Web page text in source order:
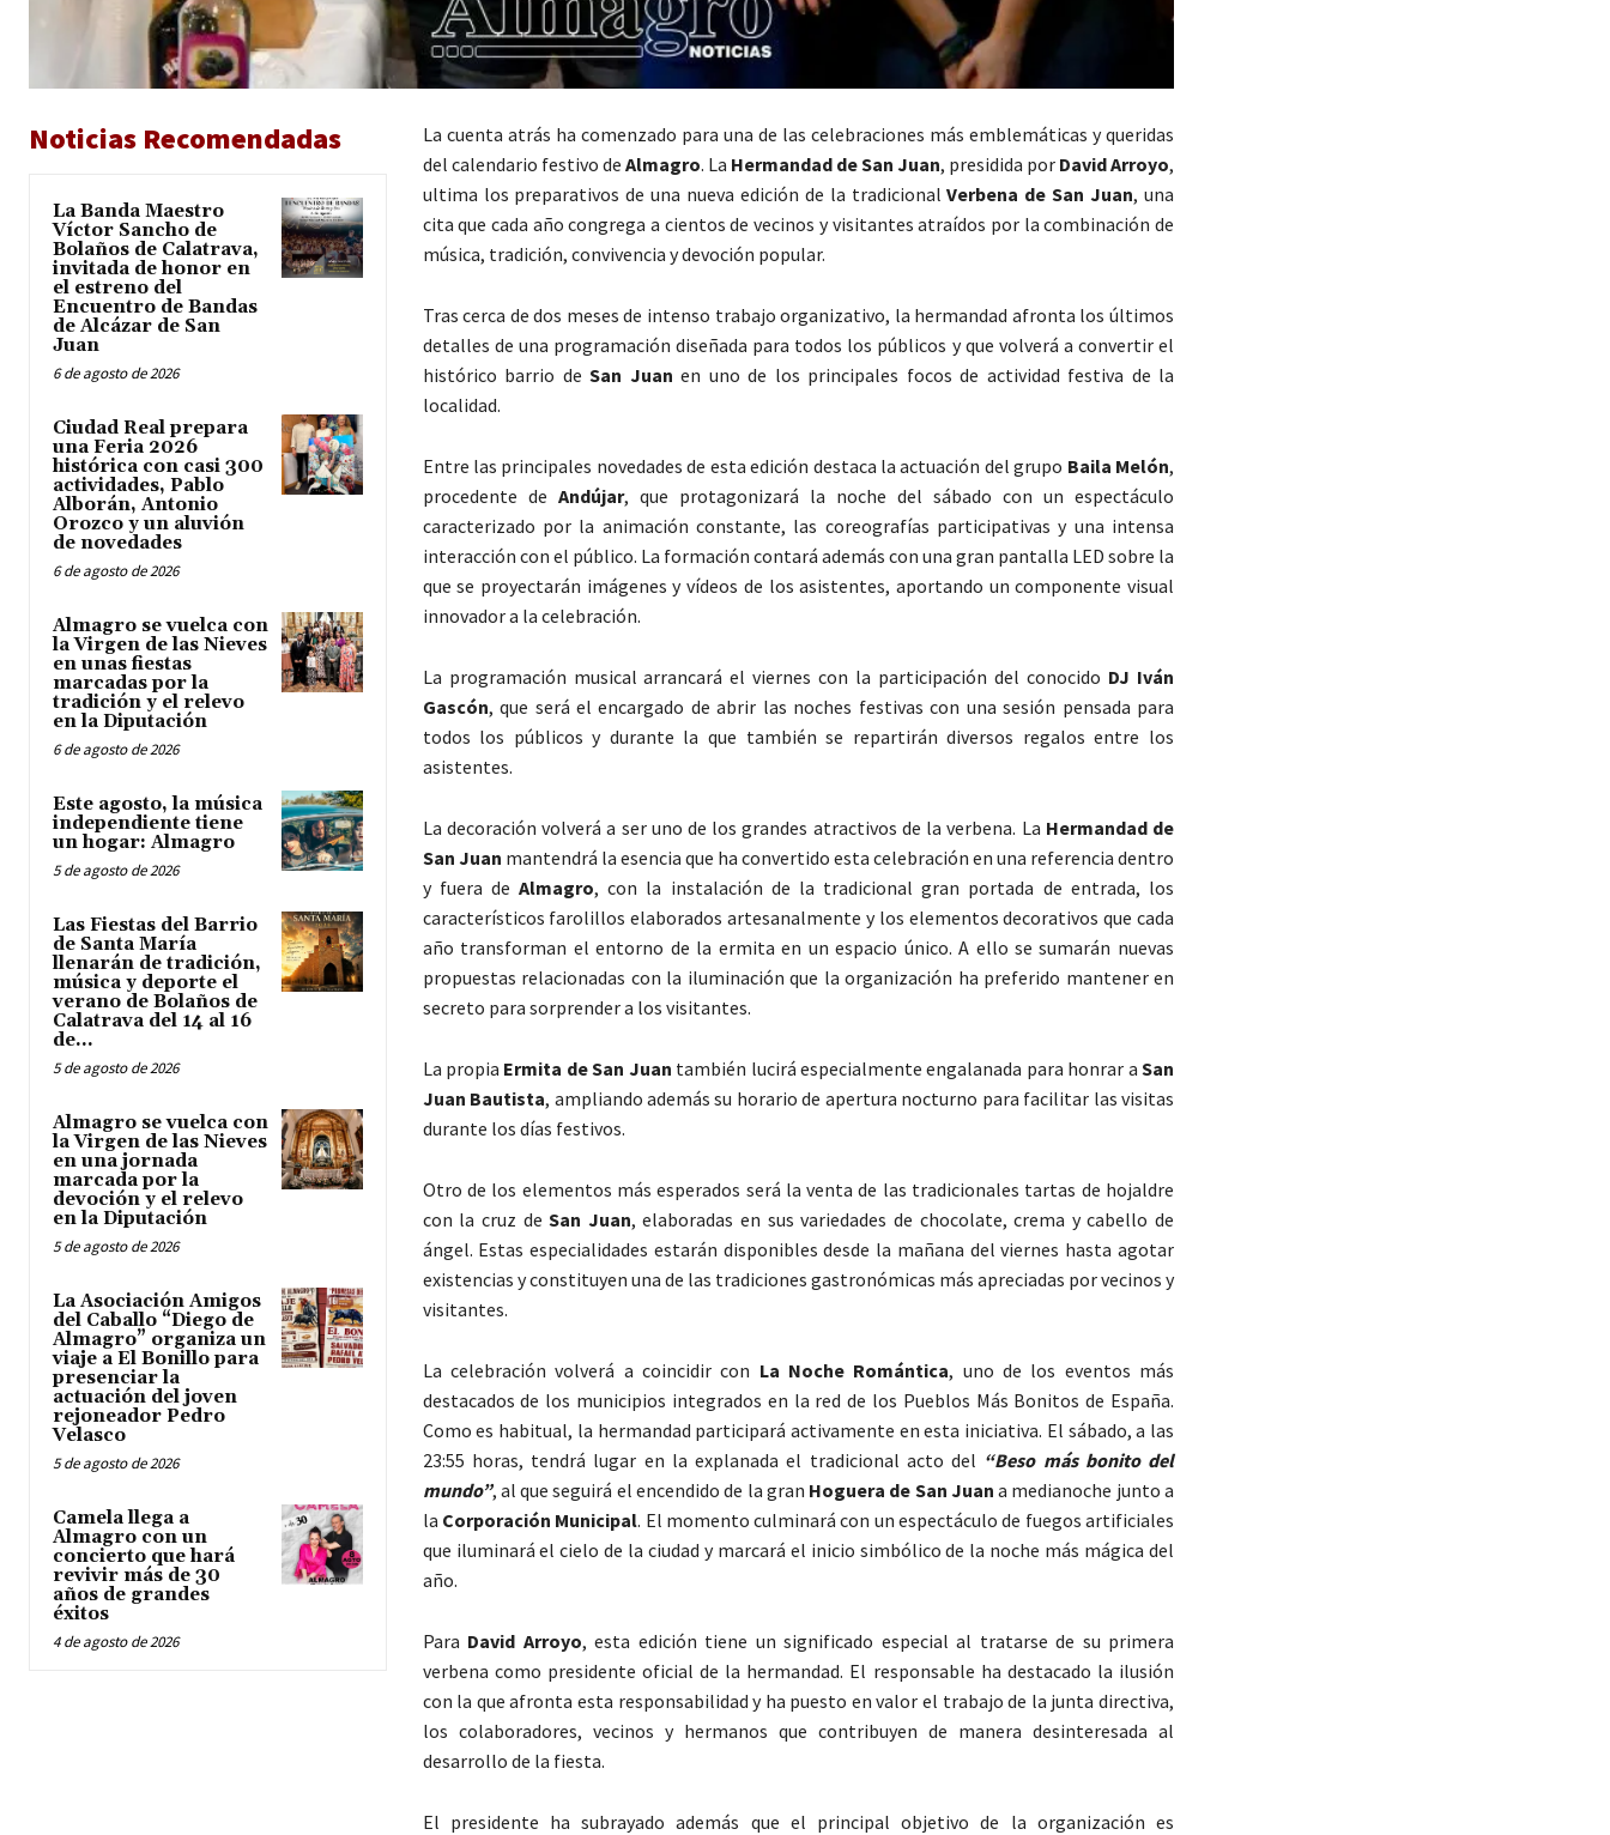
Noticias Recomendadas
La Banda Maestro
Víctor Sancho de
Bolaños de Calatrava,
invitada de honor en
el estreno del
Encuentro de Bandas
de Alcázar de San
Juan
6 de agosto de 2026
Ciudad Real prepara
una Feria 2026
histórica con casi 300
actividades, Pablo
Alborán, Antonio
Orozco y un aluvión
de novedades
6 de agosto de 2026
Almagro se vuelca con
la Virgen de las Nieves
en unas fiestas
marcadas por la
tradición y el relevo
en la Diputación
6 de agosto de 2026
Este agosto, la música
independiente tiene
un hogar: Almagro
5 de agosto de 2026
Las Fiestas del Barrio
de Santa María
llenarán de tradición,
música y deporte el
verano de Bolaños de
Calatrava del 14 al 16
de...
5 de agosto de 2026
Almagro se vuelca con
la Virgen de las Nieves
en una jornada
marcada por la
devoción y el relevo
en la Diputación
5 de agosto de 2026
La Asociación Amigos
del Caballo “Diego de
Almagro” organiza un
viaje a El Bonillo para
presenciar la
actuación del joven
rejoneador Pedro
Velasco
5 de agosto de 2026
Camela llega a
Almagro con un
concierto que hará
revivir más de 30
años de grandes
éxitos
4 de agosto de 2026
La cuenta atrás ha comenzado para una de las celebraciones más emblemáticas y queridas
del calendario festivo de Almagro. La Hermandad de San Juan, presidida por David Arroyo,
ultima los preparativos de una nueva edición de la tradicionalVerbena de San Juan, una
cita que cada año congrega a cientos de vecinos y visitantes atraídos por la combinación de
música, tradición, convivencia y devoción popular.
Tras cerca de dos meses de intenso trabajo organizativo, la hermandad afronta los últimos
detalles de una programación diseñada para todos los públicos y que volverá a convertir el
histórico barrio deSan Juan en uno de los principales focos de actividad festiva de la
localidad.
Entre las principales novedades de esta edición destaca la actuación del grupo Baila Melón,
procedente de Andújar, que protagonizará la noche del sábado con un espectáculo
caracterizado por la animación constante, las coreografías participativas y una intensa
interacción con el público. La formación contará además con una gran pantalla LED sobre la
que se proyectarán imágenes y vídeos de los asistentes, aportando un componente visual
innovador a la celebración.
La programación musical arrancará el viernes con la participación del conocido DJ Iván
Gascón, que será el encargado de abrir las noches festivas con una sesión pensada para
todos los públicos y durante la que también se repartirán diversos regalos entre los
asistentes.
La decoración volverá a ser uno de los grandes atractivos de la verbena. La Hermandad de
San Juan mantendrá la esencia que ha convertido esta celebración en una referencia dentro
y fuera deAlmagro, con la instalación de la tradicional gran portada de entrada, los
característicos farolillos elaborados artesanalmente y los elementos decorativos que cada
año transforman el entorno de la ermita en un espacio único. A ello se sumarán nuevas
propuestas relacionadas con la iluminación que la organización ha preferido mantener en
secreto para sorprender a los visitantes.
La propia Ermita de San Juan también lucirá especialmente engalanada para honrar a San
Juan Bautista, ampliando además su horario de apertura nocturno para facilitar las visitas
durante los días festivos.
Otro de los elementos más esperados será la venta de las tradicionales tartas de hojaldre
con la cruz deSan Juan, elaboradas en sus variedades de chocolate, crema y cabello de
ángel. Estas especialidades estarán disponibles desde la mañana del viernes hasta agotar
existencias y constituyen una de las tradiciones gastronómicas más apreciadas por vecinos y
visitantes.
La celebración volverá a coincidir con La Noche Romántica, uno de los eventos más
destacados de los municipios integrados en la red de los Pueblos Más Bonitos de España.
Como es habitual, la hermandad participará activamente en esta iniciativa. El sábado, a las
23:55 horas, tendrá lugar en la explanada el tradicional acto del “Beso más bonito del
mundo”, al que seguirá el encendido de la gran Hoguera de San Juan a medianoche junto a
la Corporación Municipal. El momento culminará con un espectáculo de fuegos artificiales
que iluminará el cielo de la ciudad y marcará el inicio simbólico de la noche más mágica del
año.
Para David Arroyo, esta edición tiene un significado especial al tratarse de su primera
verbena como presidente oficial de la hermandad. El responsable ha destacado la ilusión
con la que afronta esta responsabilidad y ha puesto en valor el trabajo de la junta directiva,
los colaboradores, vecinos y hermanos que contribuyen de manera desinteresada al
desarrollo de la fiesta.
El presidente ha subrayado además que el principal objetivo de la organización es